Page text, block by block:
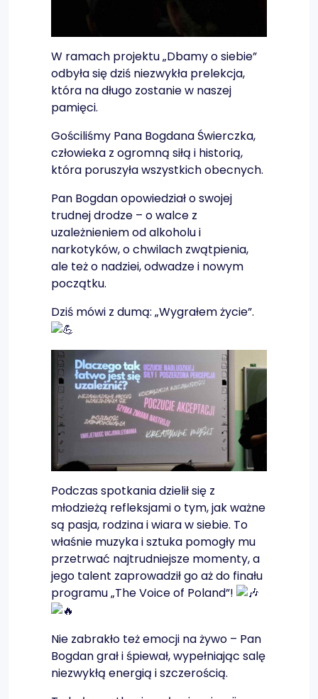
W ramach projektu „Dbamy o siebie”
odbyła się dziś niezwykła prelekcja,
która na długo zostanie w naszej
pamięci.
Gościliśmy Pana Bogdana Świerczka,
człowieka z ogromną siłą i historią,
która poruszyła wszystkich obecnych.
Pan Bogdan opowiedział o swojej
trudnej drodze – o walce z
uzależnieniem od alkoholu i
narkotyków, o chwilach zwątpienia,
ale też o nadziei, odwadze i nowym
początku.
Dziś mówi z dumą: „Wygrałem życie”.
Podczas spotkania dzielił się z
młodzieżą refleksjami o tym, jak ważne
są pasja, rodzina i wiara w siebie. To
właśnie muzyka i sztuka pomogły mu
przetrwać najtrudniejsze momenty, a
jego talent zaprowadził go aż do finału
programu „The Voice of Poland”!
Nie zabrakło też emocji na żywo – Pan
Bogdan grał i śpiewał, wypełniając salę
niezwykłą energią i szczerością.